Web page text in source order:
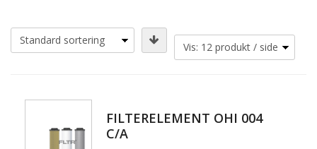
FILTERELEMENT OHI 004
C/A